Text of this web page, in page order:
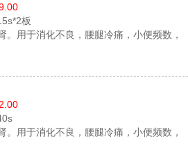
板
。用于消化不良，腰腿冷痛，小便频数，
。用于消化不良，腰腿冷痛，小便频数，